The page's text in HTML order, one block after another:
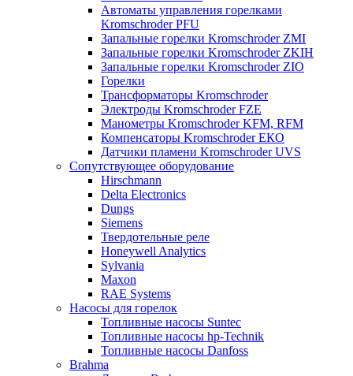
Автоматы управления горелками
Kromschroder PFU
Запальные горелки Kromschroder ZМI
Запальные горелки Kromschroder ZKIH
Запальные горелки Kromschroder ZIO
Горелки
Трансформаторы Kromschroder
Электроды Kromschroder FZE
Манометры Kromschroder KFM, RFM
Компенсаторы Kromschroder ЕКО
Датчики пламени Kromschroder UVS
Сопутствующее оборудование
Hirschmann
Delta Electronics
Dungs
Siemens
Твердотельные реле
Honeywell Analytics
Sylvania
Maxon
RAE Systems
Насосы для горелок
Топливные насосы Suntec
Топливные насосы hp-Technik
Топливные насосы Danfoss
Brahma